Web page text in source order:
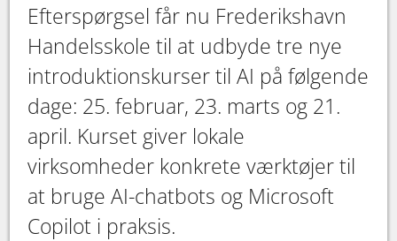
​​​​​​​Efterspørgsel får nu Frederikshavn
Handelsskole til at udbyde tre nye
introduktionskurser til AI på følgende
dage: 25. februar, 23. marts og 21.
april. Kurset giver lokale
virksomheder konkrete værktøjer til
at bruge AI-chatbots og Microsoft
Copilot i praksis.